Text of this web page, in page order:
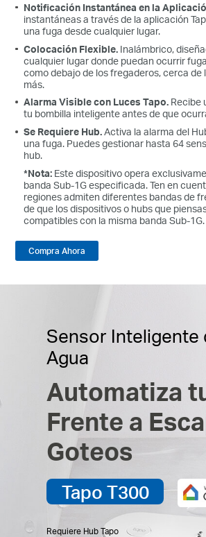
Notificación Instantánea en la
instantáneas a través de la aplicación
una fuga desde cualquier lugar.
Colocación Flexible. Inalámbrico,
cualquier lugar donde puedan ocurrir
como debajo de los fregaderos, cerca de
más.
Alarma Visible con Luces Tapo. Recibe
tu bombilla inteligente antes de que
Se Requiere Hub.Activa la alarma del
una fuga. Puedes gestionar hasta 64
hub.
*Nota: Este dispositivo opera
banda Sub-1G especificada. Ten en
regiones admiten diferentes bandas de
de que los dispositivos o hubs que
compatibles con la misma banda Sub-1G.
Compra Ahora
Sensor Inteligente
Agua
Automatiza
Frente a
Goteos
Tapo T300
Requiere Hub Tapo